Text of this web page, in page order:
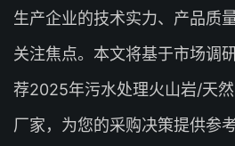
生产企业的技术实力、产品质
关注焦点。本文将基于市场调
荐2025年污水处理火山岩/天
厂家，为您的采购决策提供参考